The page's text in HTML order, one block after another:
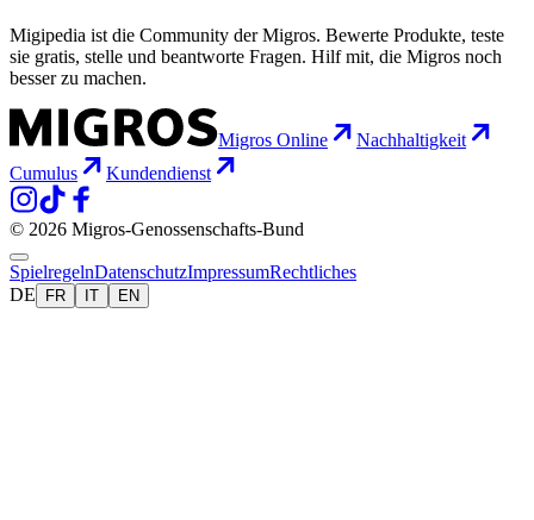
Migipedia ist die Community der Migros. Bewerte Produkte, teste
sie gratis, stelle und beantworte Fragen. Hilf mit, die Migros noch
besser zu machen.
Migros Online
Nachhaltigkeit
Cumulus
Kundendienst
© 2026 Migros-Genossenschafts-Bund
SpielregelnDatenschutzImpressumRechtliches
DE
FR IT EN